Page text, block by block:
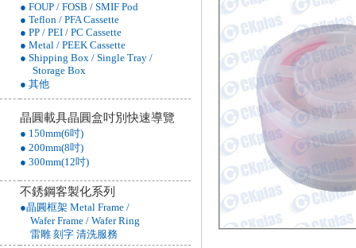
● FOUP / FOSB / SMIF Pod
● Teflon / PFA Cassette
● PP / PEI / PC Cassette
● Metal / PEEK Cassette
● Shipping Box / Single Tray /
Storage Box
● 其他
晶圓載具晶圓盒吋別快速導覽
● 150mm(6吋)
● 200mm(8吋)
● 300mm(12吋)
不銹鋼客製化系列
●晶圓框架 Metal Frame /
Wafer Frame / Wafer Ring
雷雕 刻字 清洗服務